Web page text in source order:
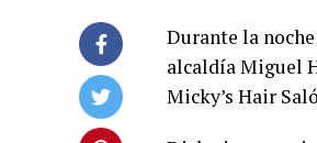
Durante la
alcaldía Miguel
Micky’s Hair